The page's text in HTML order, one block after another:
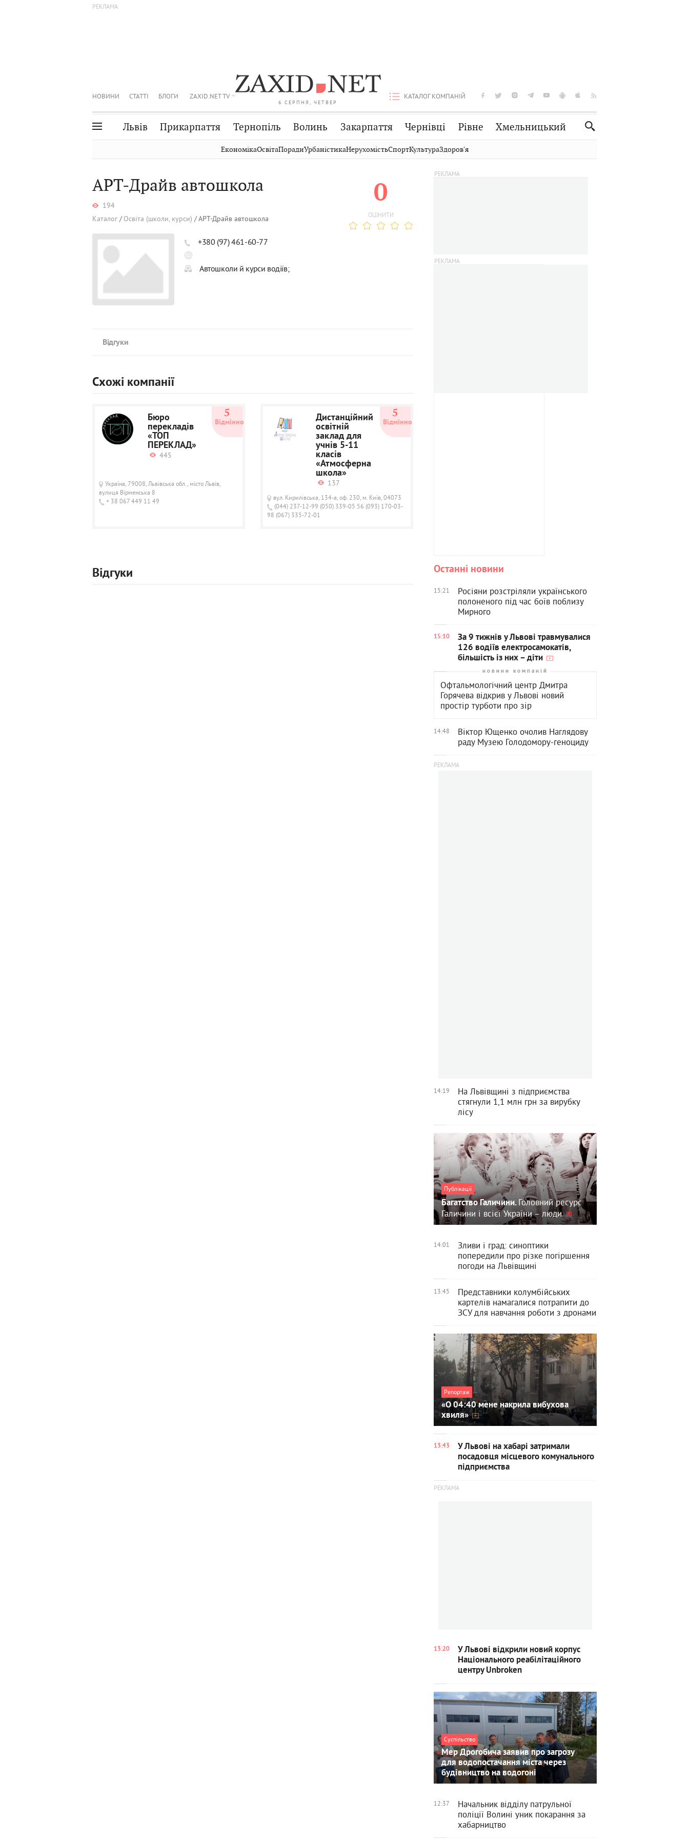
6 СЕРПНЯ, ЧЕТВЕР
НОВИНИ СТАТТІ БЛОГИ ZAXID.NET TV КАТАЛОГ КОМПАНІЙ
Львів Прикарпаття Тернопіль Волинь Закарпаття Чернівці Рівне Хмельницький
Волинь
Закарпаття
Чернівці
Стрий
Хмельницький
Публікації Авто Словко
ЕкономікаОсвітаПорадиУрбаністикаНерухомістьСпортКультураЗдоровʼя
АРТ-Драйв автошкола
194
Каталог
Освіта (школи, курси) АРТ-Драйв автошкола
+380 (97) 461-60-77
Автошколи й курси водіїв;
0
ОЦІНИТИ
Відгуки
Схожі компанії
Бюро
перекладів
«ТОП
ПЕРЕКЛАД»
445
Україна, 79008, Львівська обл., місто Львів,
вулиця Вірменська 8
+ 38 067 449 11 49
5
Відмінно Дистанційний
освітній
заклад для
учнів 5-11
класів
«Атмосферна
школа»
137
вул. Кирилівська, 134-а, оф. 230, м. Київ, 04073
(044) 237-12-99 (050) 339-05 56 (093) 170-03-
98 (067) 335-72-01
5
Відмінно
Відгуки Останні новини
15:21
Росіяни розстріляли українського
полоненого під час боїв поблизу
Мирного
15:10
За 9 тижнів у Львові травмувалися
126 водіїв електросамокатів,
більшість із них – діти
новини компаній
Офтальмологічний центр Дмитра
Горячева відкрив у Львові новий
простір турботи про зір
14:48
Віктор Ющенко очолив Наглядову
раду Музею Голодомору-геноциду
14:19
На Львівщині з підприємства
стягнули 1,1 млн грн за вирубку
лісу
Публікації
Багатство Галичини.Головний ресурс
Галичини і всієї України – люди
14:01
Зливи і град: синоптики
попередили про різке погіршення
погоди на Львівщині
13:45
Представники колумбійських
картелів намагалися потрапити до
ЗСУ для навчання роботи з дронами
Репортаж
«О 04:40 мене накрила вибухова
хвиля»
13:43
У Львові на хабарі затримали
посадовця місцевого комунального
підприємства
13:20
У Львові відкрили новий корпус
Національного реабілітаційного
центру Unbroken
Суспільство
Мер Дрогобича заявив про загрозу
для водопостачання міста через
будівництво на водогоні
12:37
Начальник відділу патрульної
поліції Волині уник покарання за
хабарництво